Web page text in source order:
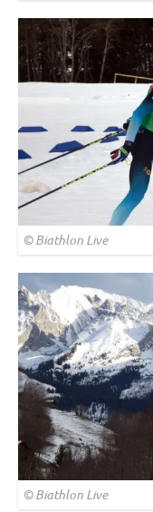
© Biathlon Live
© Biathlon Live